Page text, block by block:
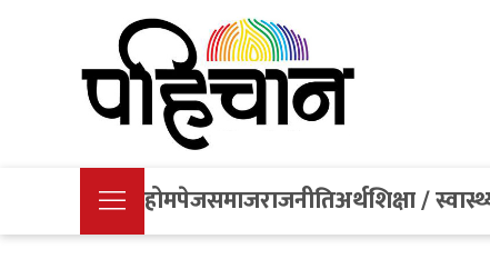
होमपेजसमाजराजनीतिअर्थशिक्षा /